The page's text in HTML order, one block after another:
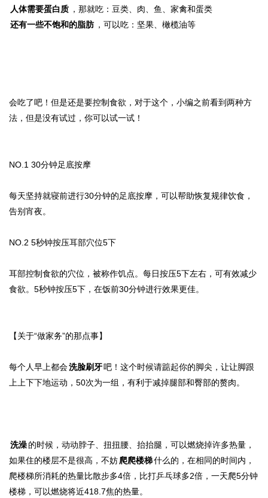
人体需要蛋白质 ，那就吃：豆类、肉、鱼、家禽和蛋类
还有一些不饱和的脂肪 ，可以吃：坚果、橄榄油等
会吃了吧！但是还是要控制食欲，对于这个，小编之前看到两种方
法，但是没有试过，你可以试一试！
NO.1 30分钟足底按摩
每天坚持就寝前进行30分钟的足底按摩，可以帮助恢复规律饮食，
告别宵夜。
NO.2 5秒钟按压耳部穴位5下
耳部控制食欲的穴位，被称作饥点。每日按压5下左右，可有效减少
食欲。5秒钟按压5下，在饭前30分钟进行效果更佳。
【关于“做家务”的那点事】
每个人早上都会洗脸刷牙吧！这个时候请踮起你的脚尖，让让脚跟
上上下下地运动，50次为一组，有利于减掉腿部和臀部的赘肉。
洗澡的时候，动动脖子、扭扭腰、抬抬腿，可以燃烧掉许多热量，
如果住的楼层不是很高，不妨爬爬楼梯什么的，在相同的时间内，
爬楼梯所消耗的热量比散步多4倍，比打乒乓球多2倍，一天爬5分钟
楼梯，可以燃烧将近418.7焦的热量。